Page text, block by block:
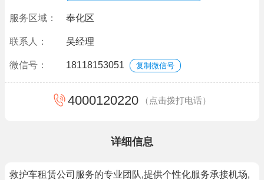
服务区域： 奉化区
联系人： 吴经理
微信号： 18118153051 复制微信号
4000120220 （点击拨打电话）
详细信息
救护车租赁公司服务的专业团队,提供个性化服务承接机场,